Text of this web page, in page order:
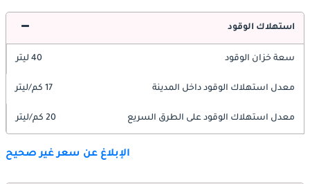
استهلاك الوقود
سعة خزان الوقود 40 ليتر
معدل استهلاك الوقود داخل المدينة 17 كم/ليتر
معدل استهلاك الوقود على الطرق السريع 20 كم/ليتر
الإبلاغ عن سعر غير صحيح